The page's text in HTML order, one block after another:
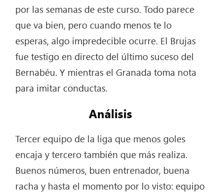
por las semanas de este curso. Todo parece
que va bien, pero cuando menos te lo
esperas, algo impredecible ocurre. El Brujas
fue testigo en directo del último suceso del
Bernabéu. Y mientras el Granada toma nota
para imitar conductas.
Análisis
Tercer equipo de la liga que menos goles
encaja y tercero también que más realiza.
Buenos números, buen entrenador, buena
racha y hasta el momento por lo visto: equipo